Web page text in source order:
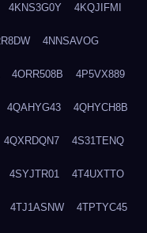
4KNS3G0Y 4KQJIFMI
4NNSAVOG
4ORR508B 4P5VX889
4QAHYG43 4QHYCH8B
4QXRDQN7 4S31TENQ
4SYJTR01 4T4UXTTO
4TJ1ASNW 4TPTYC45